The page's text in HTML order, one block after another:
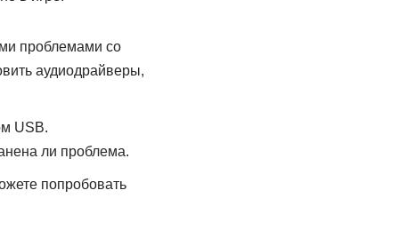
проблемами со
аудиодрайверы,
USB.
ли проблема.
попробовать